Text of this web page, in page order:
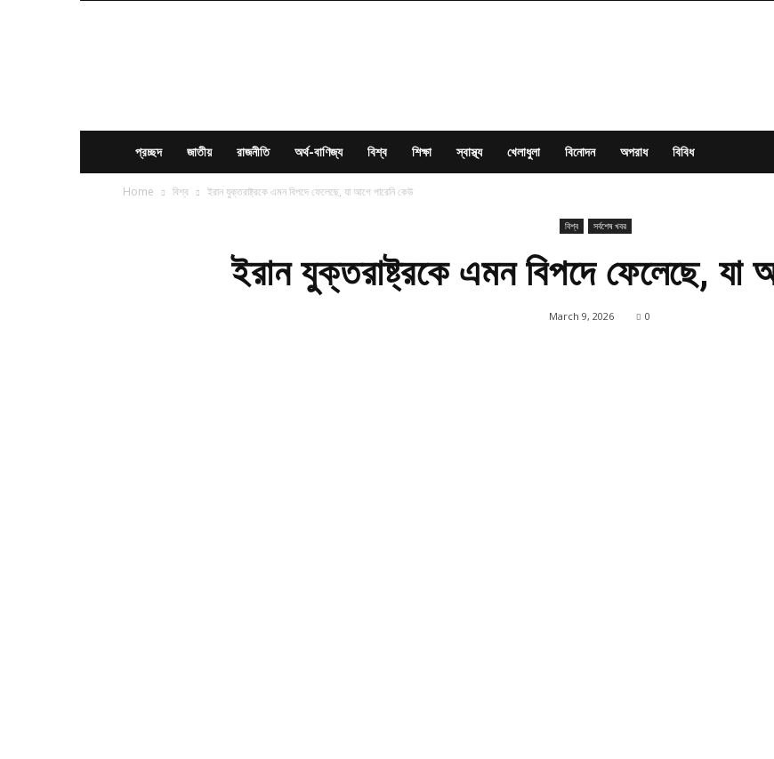
প্রচ্ছদ জাতীয় রাজনীতি অর্থ-বাণিজ্য বিশ্ব শিক্ষা স্বাস্থ্য খেলাধুলা বিনোদন অপরাধ বিবিধ
Home বিশ্ব ইরান যুক্তরাষ্ট্রকে এমন বিপদে ফেলেছে, যা আগে পারেনি কেউ
বিশ্ব সর্বশেষ খবর
ইরান যুক্তরাষ্ট্রকে এমন বিপদে ফেলেছে, যা
March 9, 2026 0